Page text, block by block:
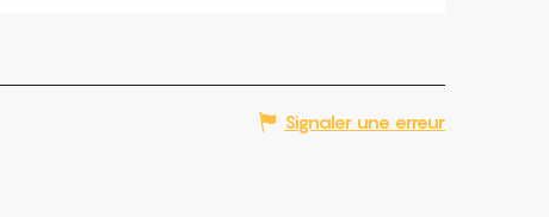
Signaler une erreur